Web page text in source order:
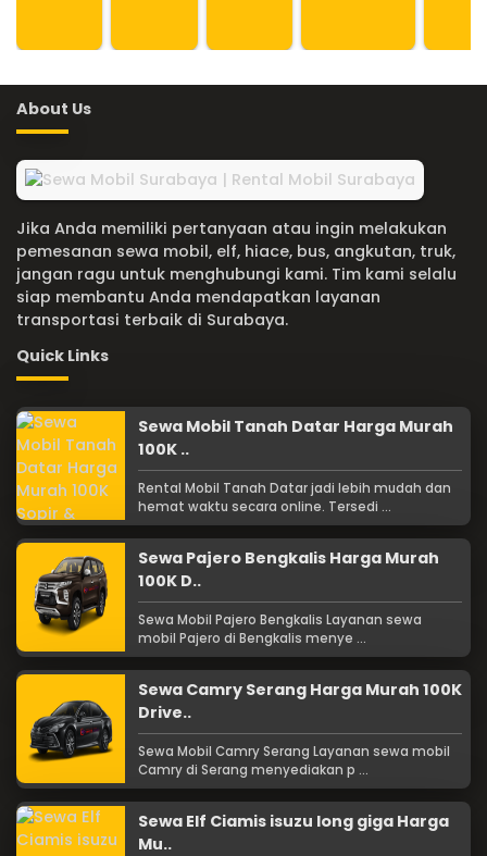
About Us
Jika Anda memiliki pertanyaan atau ingin melakukan
pemesanan sewa mobil, elf, hiace, bus, angkutan, truk,
jangan ragu untuk menghubungi kami. Tim kami selalu
siap membantu Anda mendapatkan layanan
transportasi terbaik di Surabaya.
Quick Links
Sewa Mobil Tanah Datar Harga Murah
100K ..
Rental Mobil Tanah Datar jadi lebih mudah dan
hemat waktu secara online. Tersedi ...
Sewa Pajero Bengkalis Harga Murah
100K D..
Sewa Mobil Pajero Bengkalis Layanan sewa
mobil Pajero di Bengkalis menye ...
Sewa Camry Serang Harga Murah 100K
Drive..
Sewa Mobil Camry Serang Layanan sewa mobil
Camry di Serang menyediakan p ...
Sewa Elf Ciamis isuzu long giga Harga
Mu..